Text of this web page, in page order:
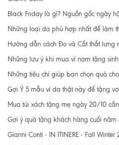
Black Friday là gì? Nguồn gốc ngày
Những loại da phù hợp nhất để làm
Hướng dẫn cách Đo và Cắt thắt lưng
Những lưu ý khi mua ví nam tặng
Những tiêu chí giúp bạn chọn quà
Gợi Ý 5 mẫu ví da thật này để tặng
Mua túi xách tặng mẹ ngày 20/10
Gợi ý quà tặng khách hàng cuối năm
Gianni Conti - IN ITINERE - Fall Winter